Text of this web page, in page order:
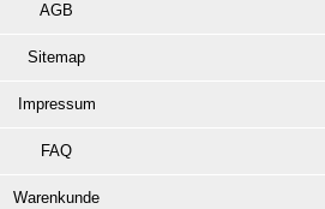
AGB
Sitemap
Impressum
FAQ
Warenkunde